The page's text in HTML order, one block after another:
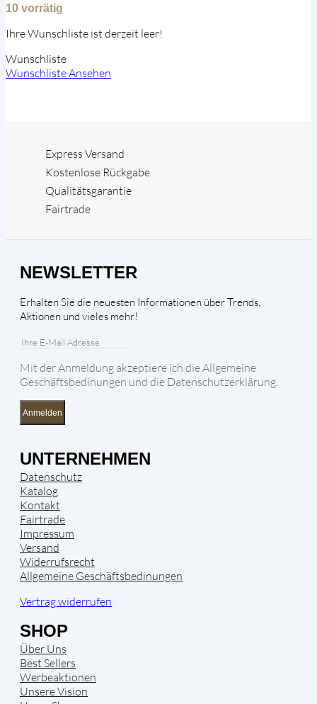
10 vorrätig
Ihre Wunschliste ist derzeit leer!
Wunschliste
Wunschliste Ansehen
Express Versand
Kostenlose Rückgabe
Qualitätsgarantie
Fairtrade
NEWSLETTER
Erhalten Sie die neuesten Informationen über Trends,
Aktionen und vieles mehr!
Mit der Anmeldung akzeptiere ich die Allgemeine
Geschäftsbedinungen und die Datenschutzerklärung.
Anmelden
UNTERNEHMEN
Datenschutz
Katalog
Kontakt
Fairtrade
Impressum
Versand
Widerrufsrecht
Allgemeine Geschäftsbedinungen
Vertrag widerrufen
SHOP
Über Uns
Best Sellers
Werbeaktionen
Unsere Vision